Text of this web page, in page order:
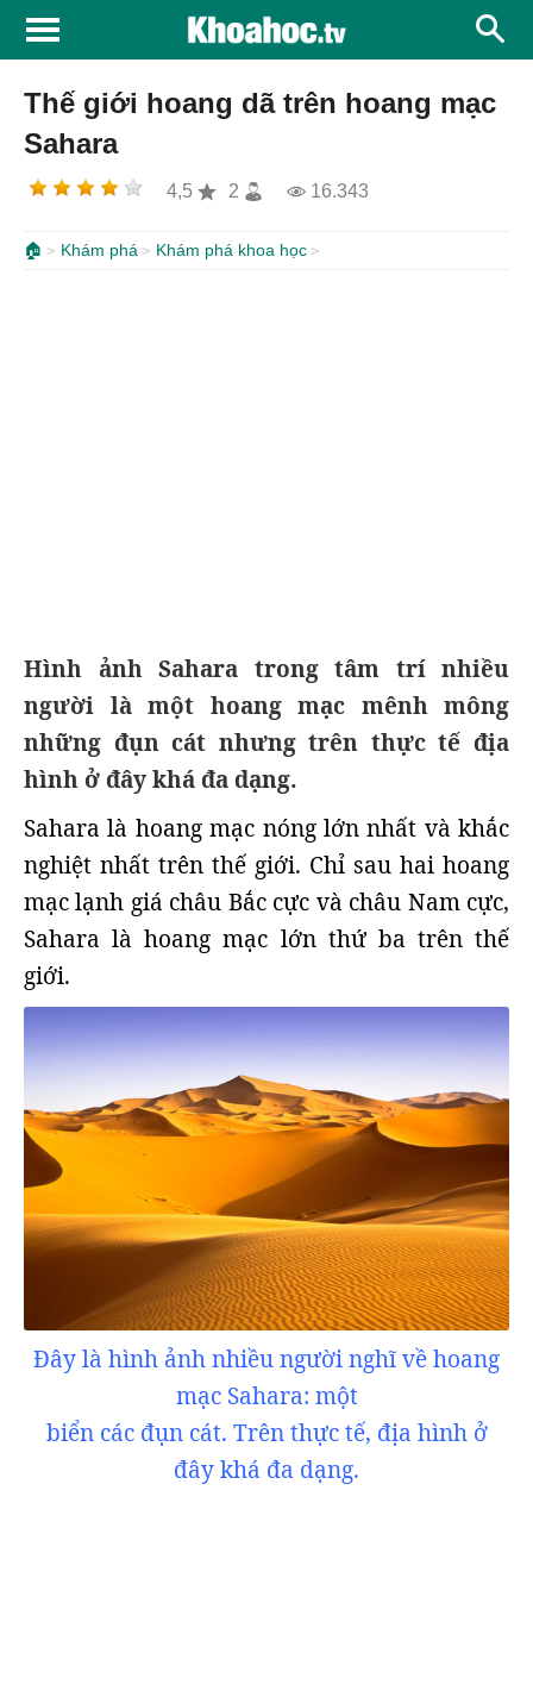
Thế giới hoang dã trên hoang mạc
Sahara
4,5 2 16.343
🏠 Khám phá Khám phá khoa học
Hình ảnh Sahara trong tâm trí nhiều
người là một hoang mạc mênh mông
những đụn cát nhưng trên thực tế địa
hình ở đây khá đa dạng.
Sahara là hoang mạc nóng lớn nhất và khắc
nghiệt nhất trên thế giới. Chỉ sau hai hoang
mạc lạnh giá châu Bắc cực và châu Nam cực,
Sahara là hoang mạc lớn thứ ba trên thế
giới.
Đây là hình ảnh nhiều người nghĩ về hoang
mạc Sahara: một
biển các đụn cát. Trên thực tế, địa hình ở
đây khá đa dạng.